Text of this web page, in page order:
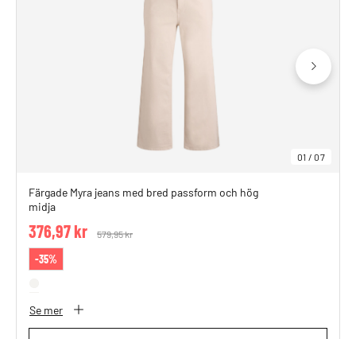
01 /07
Färgade Myra jeans med bred passform och hög
midja
Price reduced from
579,95 kr
376,97 kr
-35%
Se mer